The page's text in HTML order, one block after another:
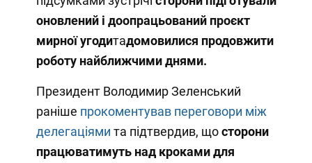
оновлений і доопрацьований проєкт
мирної угодитадомовилися продовжити
роботу найближчими днями.
Президент Володимир Зеленський
раніше прокоментував переговори між
делегаціями та підтвердив, щосторони
працюватимуть над кроками для